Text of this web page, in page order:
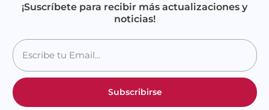
¡Suscríbete para recibir más actualizaciones y
noticias!
Subscribirse